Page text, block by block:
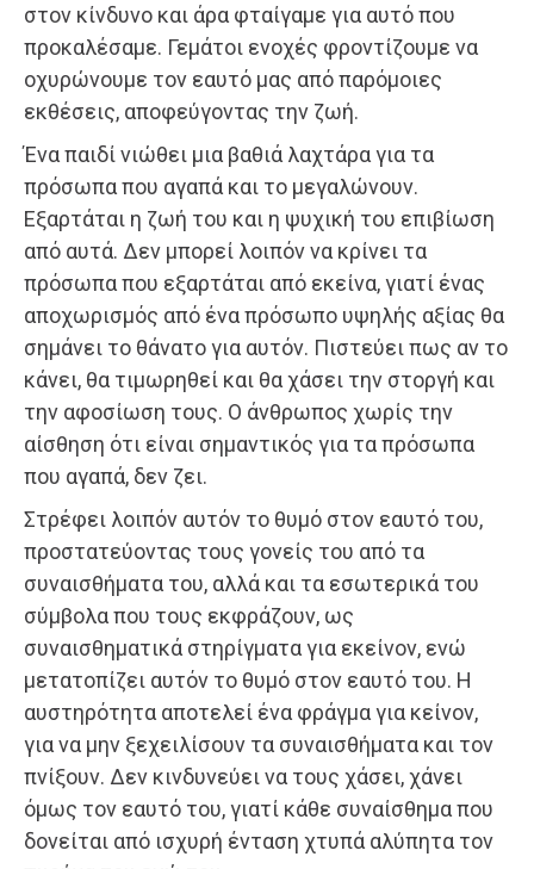
στον κίνδυνο και άρα φταίγαμε για αυτό που
προκαλέσαμε. Γεμάτοι ενοχές φροντίζουμε να
οχυρώνουμε τον εαυτό μας από παρόμοιες
εκθέσεις, αποφεύγοντας την ζωή.
Ένα παιδί νιώθει μια βαθιά λαχτάρα για τα
πρόσωπα που αγαπά και το μεγαλώνουν.
Εξαρτάται η ζωή του και η ψυχική του επιβίωση
από αυτά. Δεν μπορεί λοιπόν να κρίνει τα
πρόσωπα που εξαρτάται από εκείνα, γιατί ένας
αποχωρισμός από ένα πρόσωπο υψηλής αξίας θα
σημάνει το θάνατο για αυτόν. Πιστεύει πως αν το
κάνει, θα τιμωρηθεί και θα χάσει την στοργή και
την αφοσίωση τους. Ο άνθρωπος χωρίς την
αίσθηση ότι είναι σημαντικός για τα πρόσωπα
που αγαπά, δεν ζει.
Στρέφει λοιπόν αυτόν το θυμό στον εαυτό του,
προστατεύοντας τους γονείς του από τα
συναισθήματα του, αλλά και τα εσωτερικά του
σύμβολα που τους εκφράζουν, ως
συναισθηματικά στηρίγματα για εκείνον, ενώ
μετατοπίζει αυτόν το θυμό στον εαυτό του. Η
αυστηρότητα αποτελεί ένα φράγμα για κείνον,
για να μην ξεχειλίσουν τα συναισθήματα και τον
πνίξουν. Δεν κινδυνεύει να τους χάσει, χάνει
όμως τον εαυτό του, γιατί κάθε συναίσθημα που
δονείται από ισχυρή ένταση χτυπά αλύπητα τον